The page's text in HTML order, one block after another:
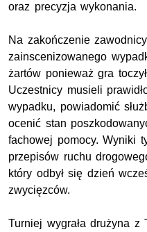
oraz precyzja wykonania.
Na zakończenie
zainscenizowanego
żartów ponieważ gra
Uczestnicy musieli
wypadku, powiadomić
ocenić stan
fachowej pomocy. Wyniki
przepisów ruchu
który odbył się dzień
zwycięzców.
Turniej wygrała drużyna z